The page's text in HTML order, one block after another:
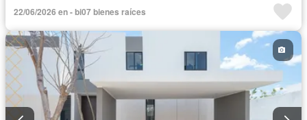
Televisión por cable
Terraza
22/06/2026 en - bi07 bienes raíces